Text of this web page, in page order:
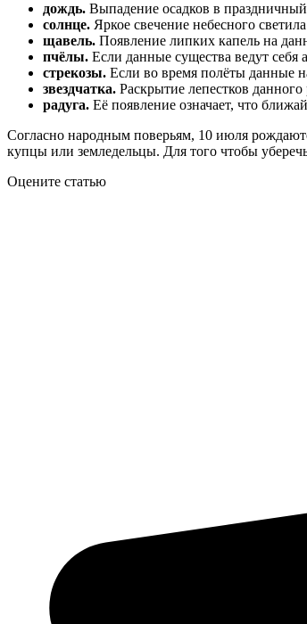
дождь. Выпадение осадков в праздничный
солнце. Яркое свечение небесного
щавель. Появление липких капель на
пчёлы. Если данные существа ведут себя
стрекозы. Если во время полёты данные
звездчатка. Раскрытие лепестков
радуга. Её появление означает, что
Согласно народным поверьям, 10 июля
купцы или земледельцы. Для того чтобы
Оцените статью